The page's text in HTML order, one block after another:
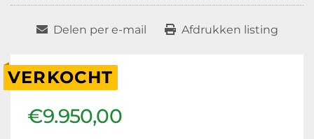
Delen per e-mail Afdrukken listing
VERKOCHT
€9.950,00